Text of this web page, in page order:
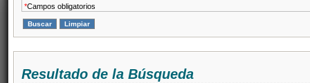
*Campos obligatorios
Resultado de la Búsqueda